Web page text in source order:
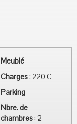
Meublé
Charges:220 €
Parking
Nbre. de
chambres:2